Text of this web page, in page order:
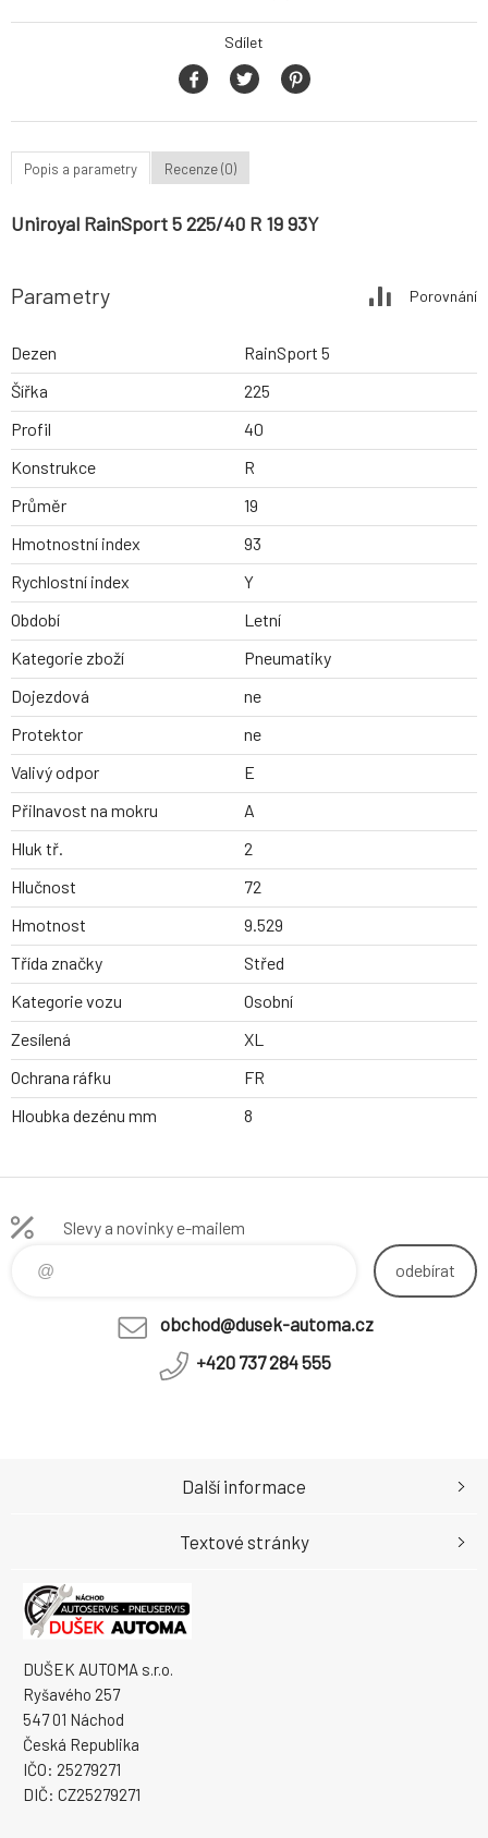
Sdílet
Popis a parametry Recenze (0)
Uniroyal RainSport 5 225/40 R 19 93Y
Parametry Porovnání
Dezen
RainSport 5
Šířka
225
Profil
40
Konstrukce
R
Průměr
19
Hmotnostní index
93
Rychlostní index
Y
Období
Letní
Kategorie zboží
Pneumatiky
Dojezdová
ne
Protektor
ne
Valivý odpor
E
Přilnavost na mokru
A
Hluk tř.
2
Hlučnost
72
Hmotnost
9.529
Třída značky
Střed
Kategorie vozu
Osobní
Zesílená
XL
Ochrana ráfku
FR
Hloubka dezénu mm
8
Slevy a novinky e-mailem
odebírat
obchod@dusek-automa.cz
+420 737 284 555
DUŠEK AUTOMA s.r.o.
Ryšavého 257
547 01 Náchod
Česká Republika
IČO: 25279271
DIČ: CZ25279271
Další informace
Textové stránky